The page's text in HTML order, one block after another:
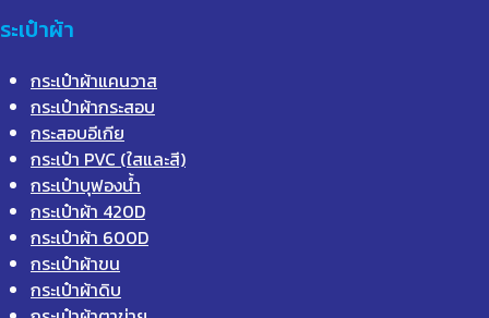
ะเป๋าผ้า
กระเป๋าผ้าแคนวาส
กระเป๋าผ้ากระสอบ
กระสอบอีเกีย
กระเป๋า PVC (ใสและสี)
กระเป๋าบุฟองน้ำ
กระเป๋าผ้า 420D
กระเป๋าผ้า 600D
กระเป๋าผ้าขน
กระเป๋าผ้าดิบ